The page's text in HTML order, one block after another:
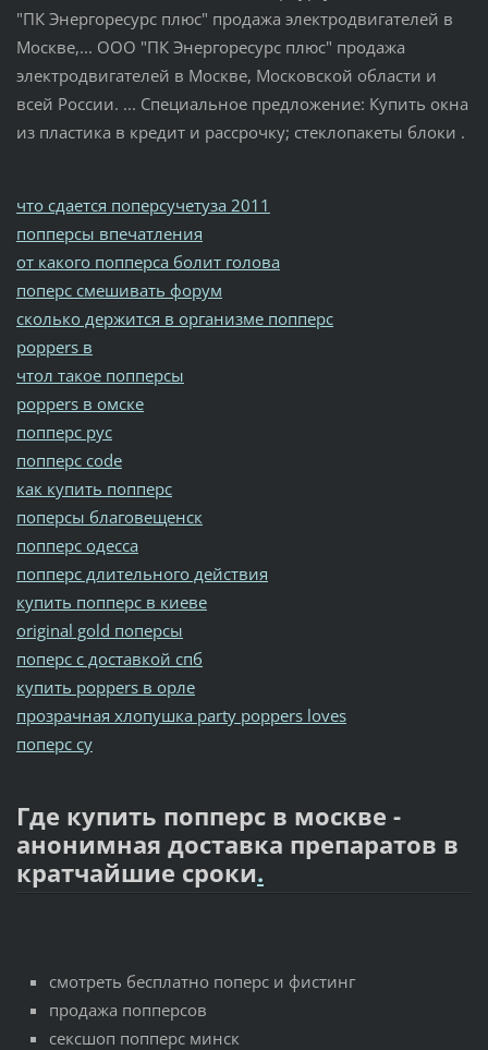
"ПК Энергоресурс плюс" продажа электродвигателей в
Москве,... ООО "ПК Энергоресурс плюс" продажа
электродвигателей в Москве, Московской области и
всей России. ... Специальное предложение: Купить окна
из пластика в кредит и рассрочку; стеклопакеты блоки .
что сдается поперсучетуза 2011
попперсы впечатления
от какого попперса болит голова
поперс смешивать форум
сколько держится в организме попперс
poppers в
чтол такое попперсы
poppers в омске
попперс рус
попперс code
как купить попперс
поперсы благовещенск
попперс одесса
попперс длительного действия
купить попперс в киеве
original gold поперсы
поперс с доставкой спб
купить poppers в орле
прозрачная хлопушка party poppers loves
поперс су
Где купить попперс в москве -
анонимная доставка препаратов в
кратчайшие сроки.
смотреть бесплатно поперс и фистинг
продажа попперсов
сексшоп попперс минск